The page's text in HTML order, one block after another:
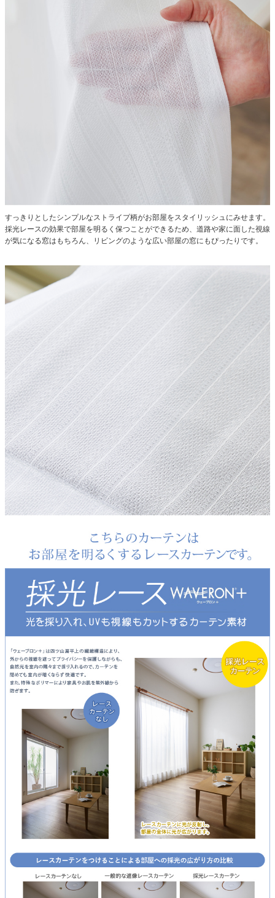
すっきりとしたシンプルなストライプ柄がお部屋をスタイリッシュにみせます。
採光レースの効果で部屋を明るく保つことができるため、道路や家に面した視線
が気になる窓はもちろん、リビングのような広い部屋の窓にもぴったりです。